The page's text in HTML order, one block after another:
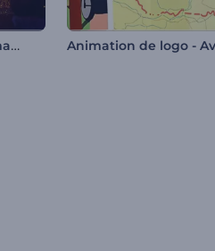
Intro nuit scintillante de Ramadan